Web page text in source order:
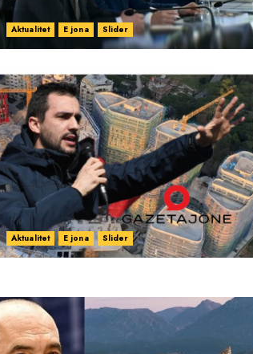
Aktualitet E jona Slider
Aktualitet E jona Slider